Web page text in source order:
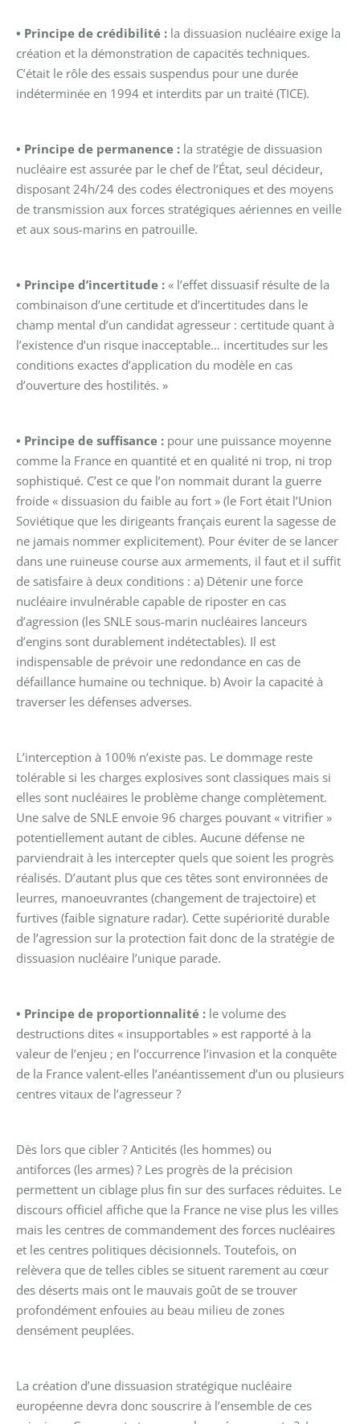
• Principe de crédibilité : la dissuasion nucléaire exige la
création et la démonstration de capacités techniques.
C’était le rôle des essais suspendus pour une durée
indéterminée en 1994 et interdits par un traité (TICE).
• Principe de permanence : la stratégie de dissuasion
nucléaire est assurée par le chef de l’État, seul décideur,
disposant 24h/24 des codes électroniques et des moyens
de transmission aux forces stratégiques aériennes en veille
et aux sous-marins en patrouille.
• Principe d’incertitude : « l’effet dissuasif résulte de la
combinaison d’une certitude et d’incertitudes dans le
champ mental d’un candidat agresseur : certitude quant à
l’existence d’un risque inacceptable… incertitudes sur les
conditions exactes d’application du modèle en cas
d’ouverture des hostilités. »
• Principe de suffisance : pour une puissance moyenne
comme la France en quantité et en qualité ni trop, ni trop
sophistiqué. C’est ce que l’on nommait durant la guerre
froide « dissuasion du faible au fort » (le Fort était l’Union
Soviétique que les dirigeants français eurent la sagesse de
ne jamais nommer explicitement). Pour éviter de se lancer
dans une ruineuse course aux armements, il faut et il suffit
de satisfaire à deux conditions : a) Détenir une force
nucléaire invulnérable capable de riposter en cas
d’agression (les SNLE sous-marin nucléaires lanceurs
d’engins sont durablement indétectables). Il est
indispensable de prévoir une redondance en cas de
défaillance humaine ou technique. b) Avoir la capacité à
traverser les défenses adverses.
L’interception à 100% n’existe pas. Le dommage reste
tolérable si les charges explosives sont classiques mais si
elles sont nucléaires le problème change complètement.
Une salve de SNLE envoie 96 charges pouvant « vitrifier »
potentiellement autant de cibles. Aucune défense ne
parviendrait à les intercepter quels que soient les progrès
réalisés. D’autant plus que ces têtes sont environnées de
leurres, manoeuvrantes (changement de trajectoire) et
furtives (faible signature radar). Cette supériorité durable
de l’agression sur la protection fait donc de la stratégie de
dissuasion nucléaire l’unique parade.
• Principe de proportionnalité : le volume des
destructions dites « insupportables » est rapporté à la
valeur de l’enjeu ; en l’occurrence l’invasion et la conquête
de la France valent-elles l’anéantissement d’un ou plusieurs
centres vitaux de l’agresseur ?
Dès lors que cibler ? Anticités (les hommes) ou
antiforces (les armes) ? Les progrès de la précision
permettent un ciblage plus fin sur des surfaces réduites. Le
discours officiel affiche que la France ne vise plus les villes
mais les centres de commandement des forces nucléaires
et les centres politiques décisionnels. Toutefois, on
relèvera que de telles cibles se situent rarement au cœur
des déserts mais ont le mauvais goût de se trouver
profondément enfouies au beau milieu de zones
densément peuplées.
La création d’une dissuasion stratégique nucléaire
européenne devra donc souscrire à l’ensemble de ces